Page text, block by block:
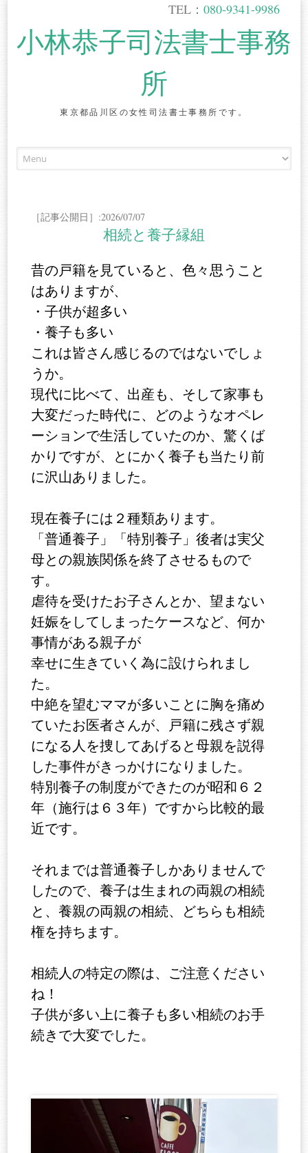
TEL： 080-9341-9986
小林恭子司法書士事務
所
東京都品川区の女性司法書士事務所です。
content
［記事公開日］:2026/07/07
相続と養子縁組
昔の戸籍を見ていると、色々思うこと
はありますが、
・子供が超多い
・養子も多い
これは皆さん感じるのではないでしょ
うか。
現代に比べて、出産も、そして家事も
大変だった時代に、どのようなオペレ
ーションで生活していたのか、驚くば
かりですが、とにかく養子も当たり前
に沢山ありました。
現在養子には２種類あります。
「普通養子」「特別養子」後者は実父
母との親族関係を終了させるもので
す。
虐待を受けたお子さんとか、望まない
妊娠をしてしまったケースなど、何か
事情がある親子が
幸せに生きていく為に設けられまし
た。
中絶を望むママが多いことに胸を痛め
ていたお医者さんが、戸籍に残さず親
になる人を捜してあげると母親を説得
した事件がきっかけになりました。
特別養子の制度ができたのが昭和６２
年（施行は６３年）ですから比較的最
近です。
それまでは普通養子しかありませんで
したので、養子は生まれの両親の相続
と、養親の両親の相続、どちらも相続
権を持ちます。
相続人の特定の際は、ご注意ください
ね！
子供が多い上に養子も多い相続のお手
続きで大変でした。